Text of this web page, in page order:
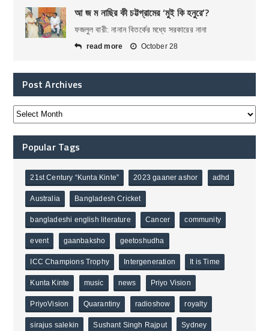
আ জ ম নাছির কী চট্টগ্রামের ‘মুই কি হনুরে’?
ফজলুল বারী: নানান বিতর্কের মধ্যে সরকারের নানা
read more October 28
Post Archives
Popular Tags
21st Century “Kunta Kinte” 2023 gaaner ashor adhd
Australia Bangladesh Cricket
bangladeshi english literature Cancer community
event gaanbaksho geetoshudha
ICC Champions Trophy Intergeneration It is Time
Kunta Kinte music news Priyo Vision
PriyoVision Quarantiny radioshow royalty
sirajus salekin Sushant Singh Rajput Sydney